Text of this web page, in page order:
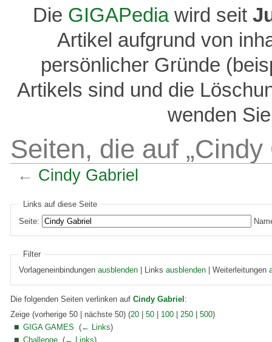
Die GIGAPediawird seit
Artikel aufgrund von
persönlicher Gründe
Artikels sind und die
wenden
Seiten, die auf
← Cindy Gabriel
Links auf diese Seite
Seite:
Filter
Vorlageneinbindungenausblenden | Linksausblenden | Weiterleitungen
Die folgenden Seiten verlinken auf Cindy Gabriel :
Zeige (vorherige 50 | nächste 50) (20 50 100 250 500)
GIGA GAMES ‎(← Links)
Challenge ‎(← Links)